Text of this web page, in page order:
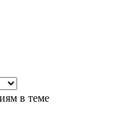
в теме